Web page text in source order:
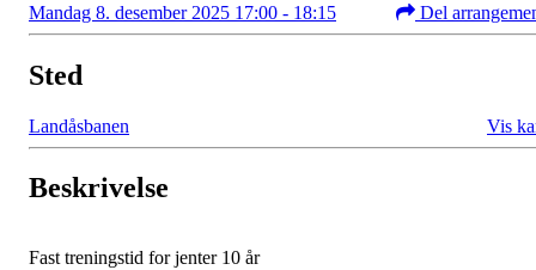
Mandag 8. desember 2025 17:00 - 18:15 Del
Sted
Landåsbanen Vis
Beskrivelse
Fast treningstid for jenter 10 år